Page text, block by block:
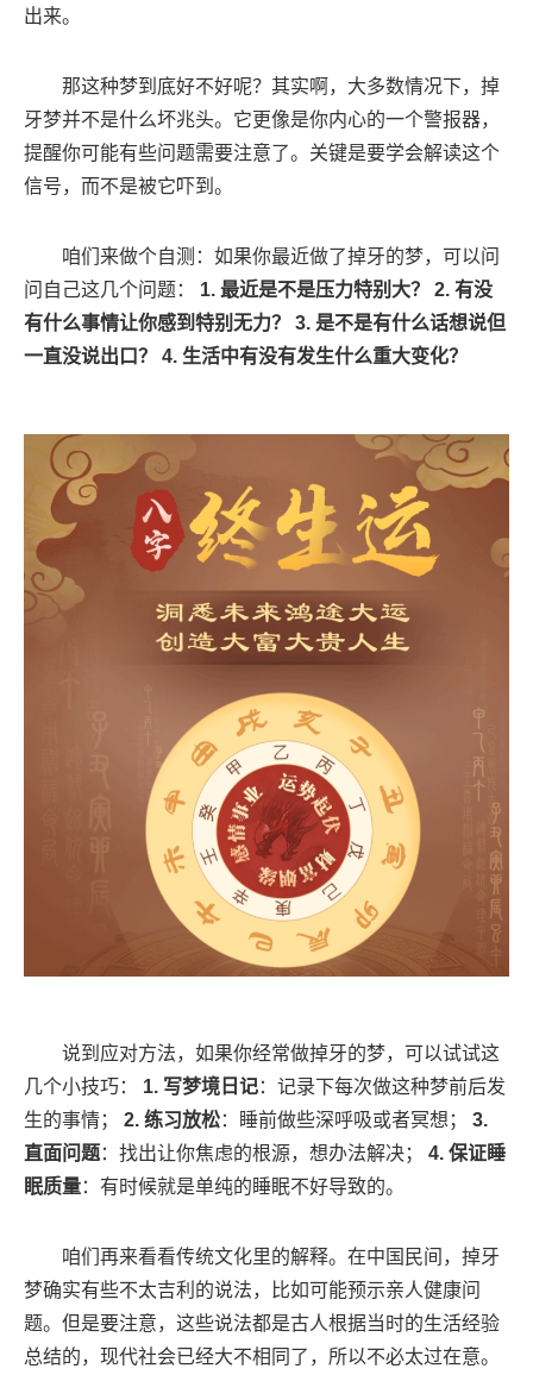
出来。
那这种梦到底好不好呢？其实啊，大多数情况下，掉
牙梦并不是什么坏兆头。它更像是你内心的一个警报器，
提醒你可能有些问题需要注意了。关键是要学会解读这个
信号，而不是被它吓到。
咱们来做个自测：如果你最近做了掉牙的梦，可以问
问自己这几个问题： 1. 最近是不是压力特别大？
2. 有没
有什么事情让你感到特别无力？
3. 是不是有什么话想说但
一直没说出口？
4. 生活中有没有发生什么重大变化？
说到应对方法，如果你经常做掉牙的梦，可以试试这
几个小技巧： 1. 写梦境日记：记录下每次做这种梦前后发
生的事情； 2. 练习放松：睡前做些深呼吸或者冥想； 3.
直面问题：找出让你焦虑的根源，想办法解决； 4. 保证睡
眠质量：有时候就是单纯的睡眠不好导致的。
咱们再来看看传统文化里的解释。在中国民间，掉牙
梦确实有些不太吉利的说法，比如可能预示亲人健康问
题。但是要注意，这些说法都是古人根据当时的生活经验
总结的，现代社会已经大不相同了，所以不必太过在意。